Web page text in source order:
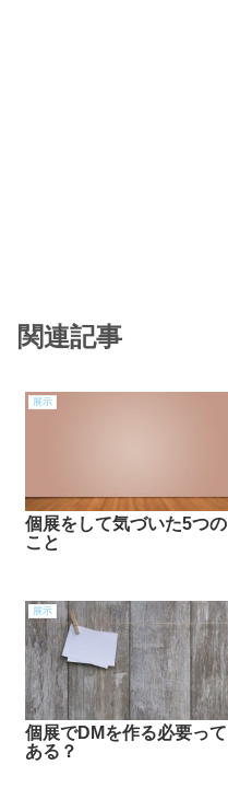
関連記事
展示
個展をして気づいた5つの
こと
展示
個展でDMを作る必要って
ある？